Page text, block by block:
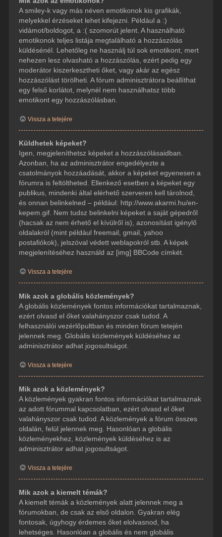
A smiley-k vagy más néven emotikonok kis grafikák,
melyekkel érzéseket lehet kifejezni. Például a :)
vidámot/boldogot, a :( szomorút jelent. A használható
emotikonok teljes listája megtalálható a hozzászólás
küldésénél. Lehetőleg ne használj túl sok emotikont, mert
nehezen lesz olvasható a hozzászólás, ezért pedig egy
moderátor kiszerkesztheti őket, vagy akár az egész
hozzászólást törölheti. A fórum adminisztrátora beállíthat
egy felső korlátot, melynél nem használhatsz több
emotikont egy hozzászólásban.
Vissza a tetejére
Küldhetek képeket?
Igen, megjeleníthetsz képeket a hozzászólásaidban.
Azonban, ha az adminisztrátor engedélyezte a
csatolmányok hozzáadását, akkor a képeket egyenesen a
fórumra is feltöltheted. Ellenkező esetben a képeket egy
publikus, mindenki által elérhető szerveren kell tárolnod,
és onnan belinkelned – például: http://www.akarmi.hu/en-
kepem.gif. Nem tudsz belinkelni képeket a saját gépedről
(hacsak az nem érhető el kívülről is), azonosítást igénylő
oldalakról (mint például freemail, gmail, yahoo
postafiókok), jelszóval védett weblapokról stb. A képek
megjelenítéséhez használd az [img] BBCode címkét.
Vissza a tetejére
Mik azok a globális közlemények?
A globális közlemények fontos információkat tartalmaznak,
ezért olvasd el őket valahányszor csak tudod. A
felhasználói vezérlőpultban és minden fórum tetején
jelennek meg. Globális közlemények küldéséhez az
adminisztrátor adhat jogosultságot.
Vissza a tetejére
Mik azok a közlemények?
A közlemények gyakran fontos információkat tartalmaznak
az adott fórummal kapcsolatban, ezért olvasd el őket
valahányszor csak tudod. A közlemények a fórum összes
oldalán, felül jelennek meg. Hasonlóan a globális
közleményekhez, közlemények küldéséhez is az
adminisztrátor adhat jogosultságot.
Vissza a tetejére
Mik azok a kiemelt témák?
A kiemelt témák a közlemények alatt jelennek meg a
fórumokban, de csak az első oldalon. Gyakran elég
fontosak, úgyhogy érdemes őket elolvasnod, ha
lehetséges. Hasonlóan a globális és nem globális